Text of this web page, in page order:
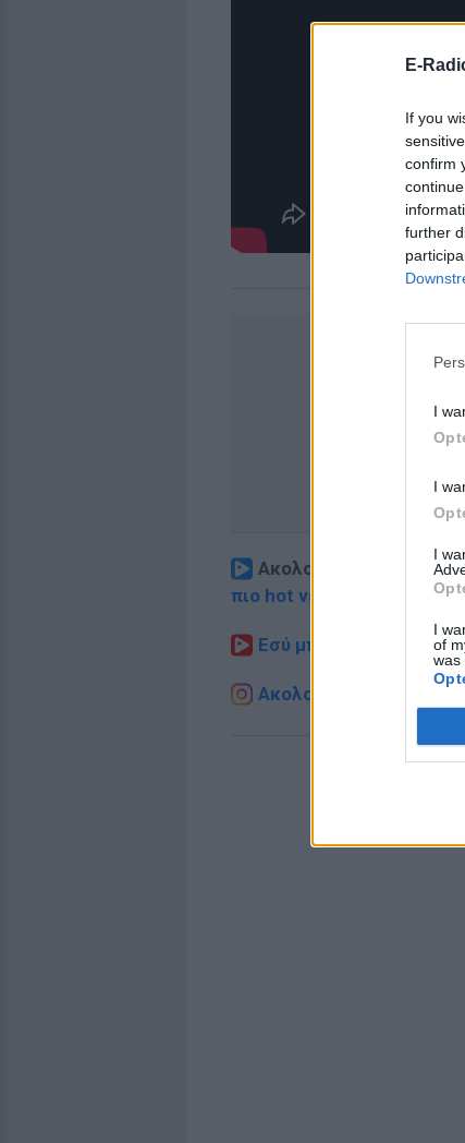
E-
If you
confirm
further
I
I
I
I
of
was
Ακολουθήστε το E-
πιο hot νέα
Εσύ μπήκες στο E-
Ακολουθήστε το E-